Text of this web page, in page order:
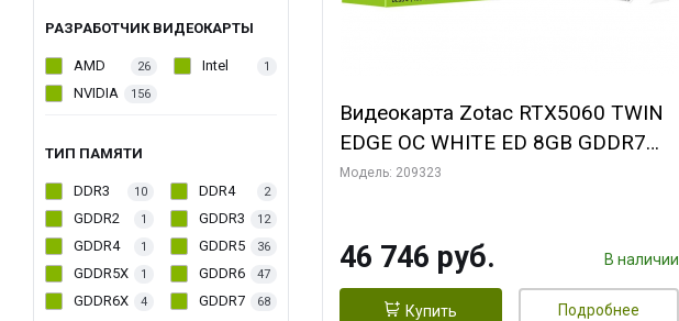
РАЗРАБОТЧИК ВИДЕОКАРТЫ
AMD 26 Intel 1
NVIDIA 156
ТИП ПАМЯТИ
DDR3 10 DDR4 2
GDDR2 1 GDDR3 12
GDDR4 1 GDDR5 36
GDDR5X 1 GDDR6 47
GDDR6X 4 GDDR7 68
Видеокарта Zotac RTX5060 TWIN
EDGE OC WHITE ED 8GB GDDR7
128bit 3xDP HDMI 2FAN MEDIUM
Модель: 209323
46 746 руб. В наличии
Купить Подробнее